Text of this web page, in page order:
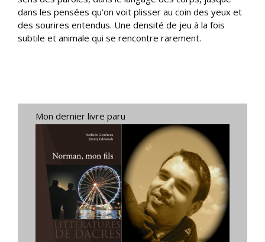
dans les pensées qu’on voit plisser au coin des yeux et
des sourires entendus. Une densité de jeu à la fois
subtile et animale qui se rencontre rarement.
Mon dernier livre paru